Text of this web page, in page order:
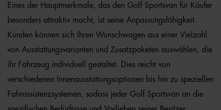
Eines der Hauptmerkmale, das den Golf Sportsvan für Käufer
besonders attraktiv macht, ist seine Anpassungsfähigkeit.
Kunden können sich Ihren Wunschwagen aus einer Vielzahl
von Ausstattungsvarianten und Zusatzpaketen auswählen, die
ihr Fahrzeug individuell gestaltet. Dies reicht von
verschiedenen Innenausstattungsoptionen bis hin zu speziellen
Fahrassistenzsystemen, sodass jeder Golf Sportsvan an die